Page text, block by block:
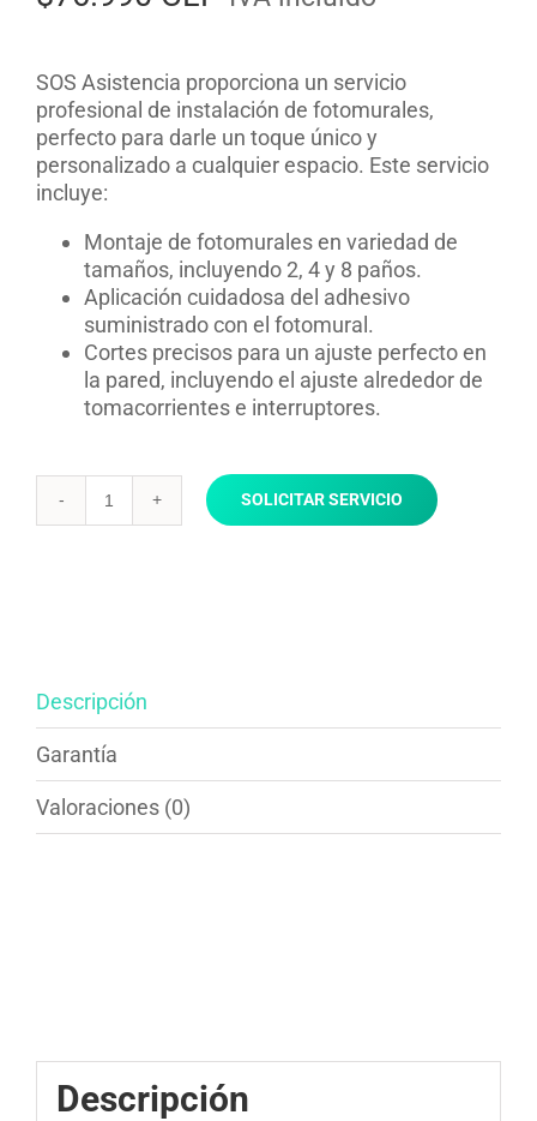
SOS Asistencia proporciona un servicio
profesional de instalación de fotomurales,
perfecto para darle un toque único y
personalizado a cualquier espacio. Este servicio
incluye:
Montaje de fotomurales en variedad de
tamaños, incluyendo 2, 4 y 8 paños.
Aplicación cuidadosa del adhesivo
suministrado con el fotomural.
Cortes precisos para un ajuste perfecto en
la pared, incluyendo el ajuste alrededor de
tomacorrientes e interruptores.
Instalacion
SOLICITAR SERVICIO
Descripción
Garantía
Valoraciones (0)
Descripción